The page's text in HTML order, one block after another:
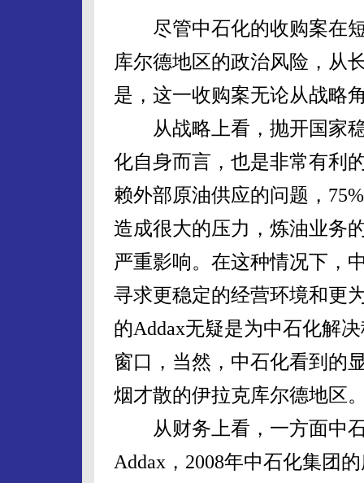
尽管中石化的收购案在短
库尔德地区的政治风险，从
是，这一收购案无论从战略
从战略上看，抛开国家稳
化自身而言，也是非常有利
赖外部原油供应的问题，
造成很大的压力，炼油业务
严重影响。在这种情况下，
寻求更稳定的经营环境和更
的Addax无疑是为中石化解
窗口，当然，中石化看到的
烟才散的伊拉克库尔德地区
从财务上看，一方面中石
Addax，2008年中石化集团